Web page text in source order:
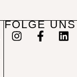
FOLGE UNS